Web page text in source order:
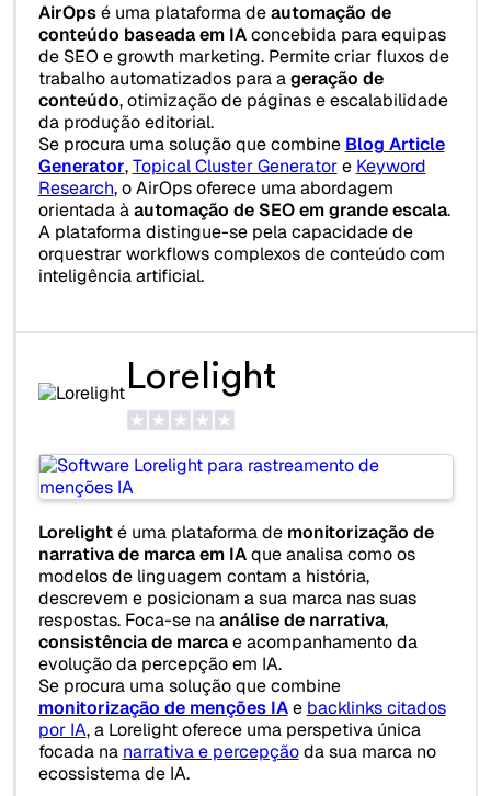
AirOpsé uma plataforma deautomação de
conteúdo baseada em IAconcebida para equipas
de SEO e growth marketing. Permite criar fluxos de
trabalho automatizados para ageração de
conteúdo, otimização de páginas e escalabilidade
da produção editorial.
Se procura uma solução que combine Blog Article
Generator,Topical Cluster Generatore Keyword
Research, o AirOps oferece uma abordagem
orientada àautomação de SEO em grande escala.
A plataforma distingue-se pela capacidade de
orquestrar workflows complexos de conteúdo com
inteligência artificial.
Lorelight
Lorelighté uma plataforma de monitorização de
narrativa de marca em IAque analisa como os
modelos de linguagem contam a história,
descrevem e posicionam a sua marca nas suas
respostas. Foca-se naanálise de narrativa,
consistência de marcae acompanhamento da
evolução da percepção em IA.
Se procura uma solução que combine
monitorização de menções IAe backlinks citados
por IA, a Lorelight oferece uma perspetiva única
focada na narrativa e percepçãoda sua marca no
ecossistema de IA.